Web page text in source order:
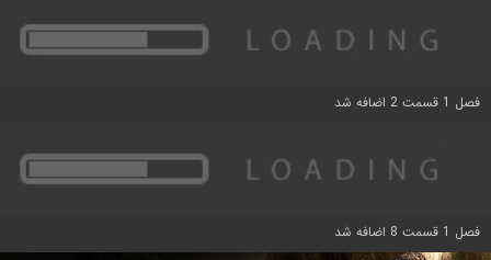
فصل 1 قسمت 2 اضافه شد
فصل 1 قسمت 8 اضافه شد